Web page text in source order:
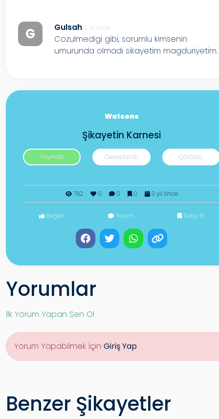
G Gulsah 3 yıl önce
Cozulmedigi gibi, sorumlu kimsenin
umurunda olmadı sikayetim magduriyetim.
Watsons
Şikayetin Karnesi
Yayında Cevaplandı Çözüldü
762 0 0 0 3 yıl önce
Beğen Yorum Takip Et
Yorumlar
İlk Yorum Yapan Sen Ol
Yorum Yapabilmek İçin Giriş Yap
Benzer Şikayetler